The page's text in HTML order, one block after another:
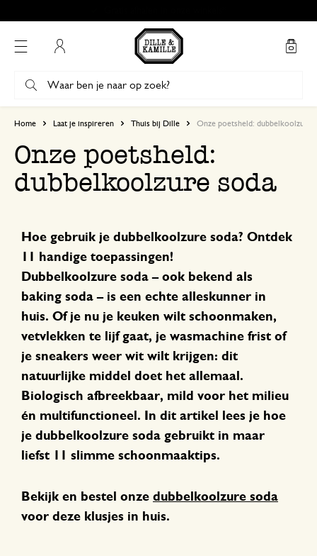
Home Laat je inspireren Thuis bij Dille Onze poetsheld: dubbelkoolzure
Onze poetsheld:
dubbelkoolzure soda
Hoe gebruik je dubbelkoolzure soda? Ontdek
11 handige toepassingen!
Dubbelkoolzure soda – ook bekend als
baking soda – is een echte alleskunner in
huis. Of je nu je keuken wilt schoonmaken,
vetvlekken te lijf gaat, je wasmachine frist of
je sneakers weer wit wilt krijgen: dit
natuurlijke middel doet het allemaal.
Biologisch afbreekbaar, mild voor het milieu
én multifunctioneel. In dit artikel lees je hoe
je dubbelkoolzure soda gebruikt in maar
liefst 11 slimme schoonmaaktips.
Bekijk en bestel onze dubbelkoolzure soda
voor deze klusjes in huis.